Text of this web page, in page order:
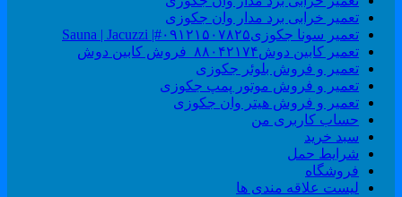
تعمیر خرابی برد مدار وان جکوزی
تعمیر سونا جکوزی۰۹۱۲۱۵۰۷۸۲۵#| Sauna | Jacuzzi
تعمیر کابین دوش۸۸۰۴۲۱۷۴_فروش کابین دوش
تعمیر و فروش بلوئر جکوزی
تعمیر و فروش موتور پمپ جکوزی
تعمیر و فروش هیتر وان جکوزی
حساب کاربری من
سبد خرید
شرایط حمل
فروشگاه
لیست علاقه مندی ها